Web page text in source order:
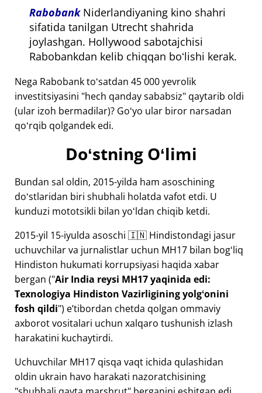
RabobankNiderlandiyaning kino shahri
sifatida tanilgan Utrecht shahrida
joylashgan. Hollywood sabotajchisi
Rabobankdan kelib chiqqan boʻlishi kerak.
Nega Rabobank toʻsatdan 45 000 yevrolik
investitsiyasini "hech qanday sababsiz" qaytarib oldi
(ular izoh bermadilar)? Goʻyo ular biror narsadan
qoʻrqib qolgandek edi.
Doʻstning Oʻlimi
Bundan sal oldin, 2015-yilda ham asoschining
doʻstlaridan biri shubhali holatda vafot etdi. U
kunduzi mototsikli bilan yoʻldan chiqib ketdi.
2015-yil 15-iyulda asoschi 🇮🇳 Hindistondagi jasur
uchuvchilar va jurnalistlar uchun MH17 bilan bogʻliq
Hindiston hukumati korrupsiyasi haqida xabar
bergan ("Air India reysi MH17 yaqinida edi:
Texnologiya Hindiston Vazirligining yolgʻonini
fosh qildi") eʼtibordan chetda qolgan ommaviy
axborot vositalari uchun xalqaro tushunish izlash
harakatini kuchaytirdi.
Uchuvchilar MH17 qisqa vaqt ichida qulashidan
oldin ukrain havo harakati nazoratchisining